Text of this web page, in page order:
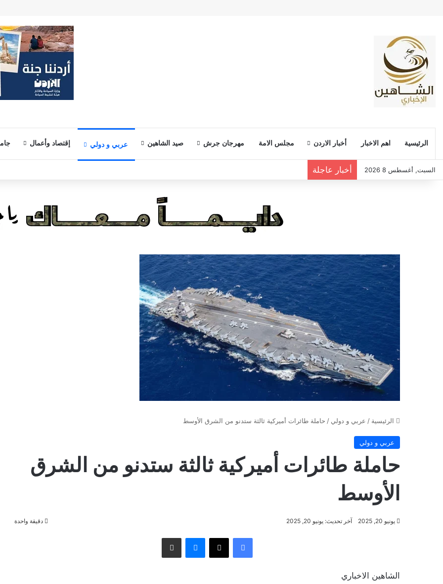
الرئيسية اهم الاخبار أخبار الاردن مجلس الامة مهرجان جرش صيد الشاهين عربي و دولي إقتصاد وأعمال
السبت, أغسطس 8 2026 أخبار عاجلة
الرئيسية / عربي و دولي / حاملة طائرات أميركية ثالثة ستدنو من الشرق الأوسط
عربي و دولي
حاملة طائرات أميركية ثالثة ستدنو من الشرق
الأوسط
يونيو 20, 2025 آخر تحديث: يونيو 20, 2025 دقيقة واحدة
فيسبوك ‫X ماسنجر مشاركة عبر البريد
الشاهين الاخباري